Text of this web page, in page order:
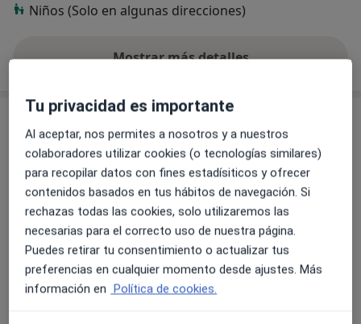
Niños (Solo en algunas direcciones)
Mostrar más detalles
sobre la experiencia
Servicios y precios
Consulta online
Detalles
Desbridamiento y drenaje de absceso
Detalles
Ortodoncia para adultos
Detalles
Tu privacidad es importante
Al aceptar, nos permites a nosotros y a nuestros
colaboradores utilizar cookies (o tecnologías similares)
para recopilar datos con fines estadísiticos y ofrecer
contenidos basados en tus hábitos de navegación. Si
rechazas todas las cookies, solo utilizaremos las
necesarias para el correcto uso de nuestra página.
Puedes retirar tu consentimiento o actualizar tus
preferencias en cualquier momento desde ajustes. Más
información en Política de cookies.